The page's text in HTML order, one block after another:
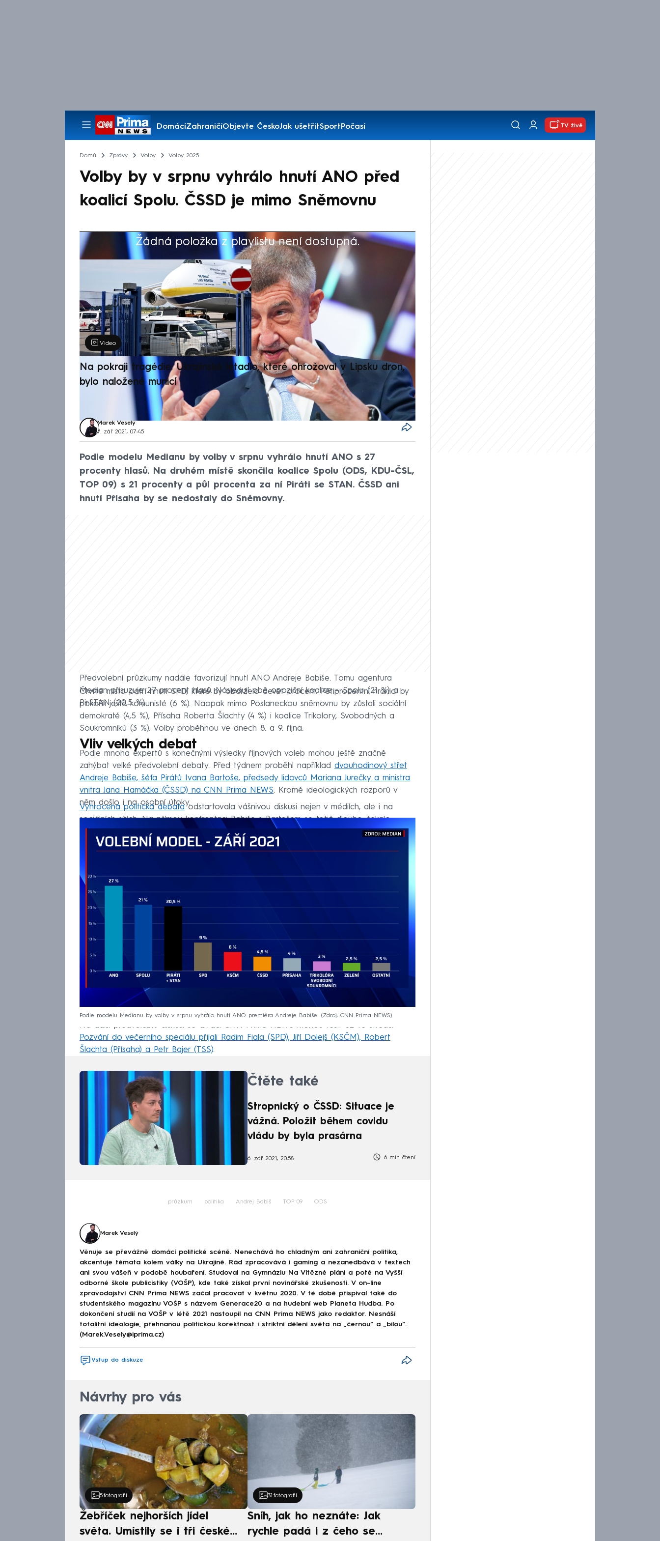
DomácíZahraničíObjevte ČeskoJak ušetřitSportPočasí
Pořady
TV živě
Domů Zprávy Volby Volby 2025
Volby by v srpnu vyhrálo hnutí ANO před
koalicí Spolu. ČSSD je mimo Sněmovnu
Žádná položka z playlistu není dostupná.
Výběr redakce
Video
Na pokraji tragédie: Ukrajinské letadlo, které ohrožoval v Lipsku dron,
bylo naložené municí
Marek Veselý
7. zář 2021, 07:45
Podle modelu Medianu by volby v srpnu vyhrálo hnutí ANO s 27
procenty hlasů. Na druhém místě skončila koalice Spolu (ODS, KDU-ČSL,
TOP 09) s 21 procenty a půl procenta za ní Piráti se STAN. ČSSD ani
hnutí Přísaha by se nedostaly do Sněmovny.
Předvolební průzkumy nadále favorizují hnutí ANO Andreje Babiše. Tomu agentura
Median přisuzuje 27 procent hlasů. Následují obě opoziční koalice – Spolu (21 %) a
PirSTAN (20,5 %).
Čtvrté místo patří hnutí SPD, které by obdrželo devět procent. Pětiprocentní hranici by
pokořili ještě komunisté (6 %). Naopak mimo Poslaneckou sněmovnu by zůstali sociální
demokraté (4,5 %), Přísaha Roberta Šlachty (4 %) i koalice Trikolory, Svobodných a
Soukromníků (3 %). Volby proběhnou ve dnech 8. a 9. října.
Vliv velkých debat
Podle mnoha expertů s konečnými výsledky říjnových voleb mohou ještě značně
zahýbat velké předvolební debaty. Před týdnem proběhl například dvouhodinový střet
Andreje Babiše, šéfa Pirátů Ivana Bartoše, předsedy lidovců Mariana Jurečky a ministra
vnitra Jana Hamáčka (ČSSD) na CNN Prima NEWS. Kromě ideologických rozporů v
něm došlo i na osobní útoky.
Vyhrocená politická debataodstartovala vášnivou diskusi nejen v médiích, ale i na
sociálních sítích. Na přímou konfrontaci Babiše s Bartošem se totiž dlouho čekalo.
Podle modelu Medianu by volby v srpnu vyhrálo hnutí ANO premiéra Andreje Babiše. Zdroj: CNN Prima NEWS
Na další předvolební diskusi se diváci CNN Prima NEWS mohou těšit už ve středu.
Pozvání do večerního speciálu přijali Radim Fiala (SPD), Jiří Dolejš (KSČM), Robert
Šlachta (Přísaha) a Petr Bajer (TSS).
Čtěte také
Stropnický o ČSSD: Situace je
vážná. Položit během covidu
vládu by byla prasárna
6. zář 2021, 20:58 6 min čtení
průzkum politika Andrej Babiš TOP 09 ODS
Marek Veselý
Věnuje se převážně domácí politické scéně. Nenechává ho chladným ani zahraniční politika,
akcentuje témata kolem války na Ukrajině. Rád zpracovává i gaming a nezanedbává v textech
ani svou vášeň v podobě houbaření. Studoval na Gymnáziu Na Vítězné pláni a poté na Vyšší
odborné škole publicistiky (VOŠP), kde také získal první novinářské zkušenosti. V on-line
zpravodajství CNN Prima NEWS začal pracovat v květnu 2020. V té době přispíval také do
studentského magazínu VOŠP s názvem Generace20 a na hudební web Planeta Hudba. Po
dokončení studií na VOŠP v létě 2021 nastoupil na CNN Prima NEWS jako redaktor. Nesnáší
totalitní ideologie, přehnanou politickou korektnost i striktní dělení světa na „černou“ a „bílou“.
(Marek.Vesely@iprima.cz)
Vstup do diskuze
Návrhy pro vás
5 fotografií
Žebříček nejhorších jídel
světa. Umístily se i tři české
31 fotografií
Sníh, jak ho neznáte: Jak
rychle padá i z čeho se